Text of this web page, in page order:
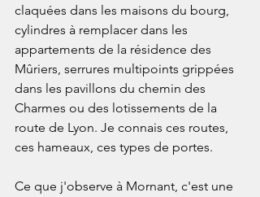
claquées dans les maisons du bourg,
cylindres à remplacer dans les
appartements de la résidence des
Mûriers, serrures multipoints grippées
dans les pavillons du chemin des
Charmes ou des lotissements de la
route de Lyon. Je connais ces routes,
ces hameaux, ces types de portes.
Ce que j'observe à Mornant, c'est une